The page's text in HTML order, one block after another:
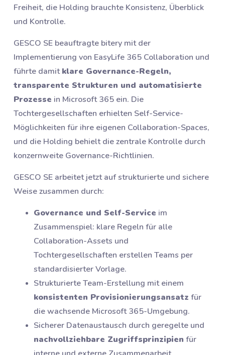
Freiheit, die Holding brauchte Konsistenz, Überblick
und Kontrolle.
GESCO SE beauftragte bitery mit der
Implementierung von EasyLife 365 Collaboration und
führte damitklare Governance-Regeln,
transparente Strukturen und automatisierte
Prozesse in Microsoft 365 ein. Die
Tochtergesellschaften erhielten Self-Service-
Möglichkeiten für ihre eigenen Collaboration-Spaces,
und die Holding behielt die zentrale Kontrolle durch
konzernweite Governance-Richtlinien.
GESCO SE arbeitet jetzt auf strukturierte und sichere
Weise zusammen durch:
Governance und Self-Service im
Zusammenspiel: klare Regeln für alle
Collaboration-Assets und
Tochtergesellschaften erstellen Teams per
standardisierter Vorlage.
Strukturierte Team-Erstellung mit einem
konsistenten Provisionierungsansatz für
die wachsende Microsoft 365-Umgebung.
Sicherer Datenaustausch durch geregelte und
nachvollziehbare Zugriffsprinzipien für